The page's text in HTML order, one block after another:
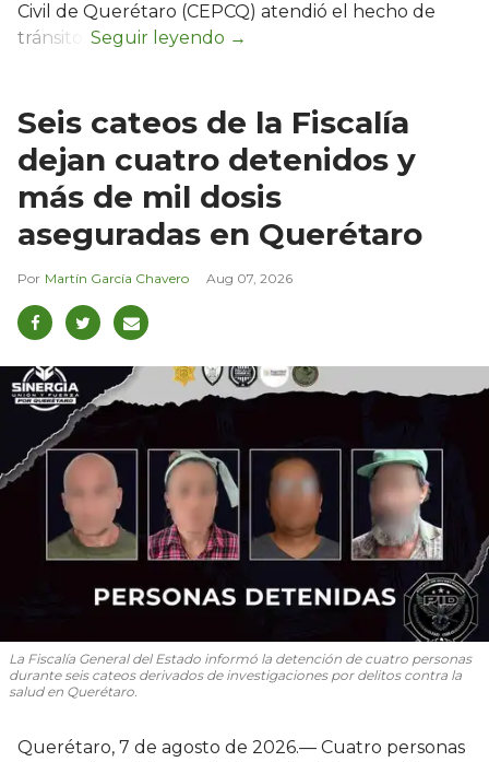
Civil de Querétaro (CEPCQ) atendió el hecho de
tránsito.
Seis cateos de la Fiscalía
dejan cuatro detenidos y
más de mil dosis
aseguradas en Querétaro
Martín García Chavero Aug 07, 2026
La Fiscalía General del Estado informó la detención de cuatro personas
durante seis cateos derivados de investigaciones por delitos contra la
salud en Querétaro.
Querétaro, 7 de agosto de 2026.— Cuatro personas